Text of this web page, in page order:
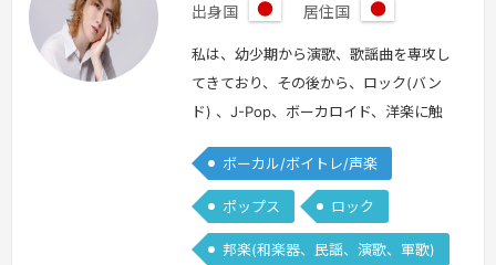
出身国
本
居住国
本
私は、幼少期から演歌、歌謡曲を専攻し
てきており、その後から、ロック(バン
ド) 、J-Pop、ボーカロイド、洋楽に触
手含め100を超えており、プロを目指し
ている方への対策も対応可能です。ま
た、大手カルチャー教室でのレッスンも
受け持っていたため、初心者〜経験者問
ボーカル/ボイトレ/声楽
ポップス ロック
邦楽(和楽器、民謡、演歌、軍歌)